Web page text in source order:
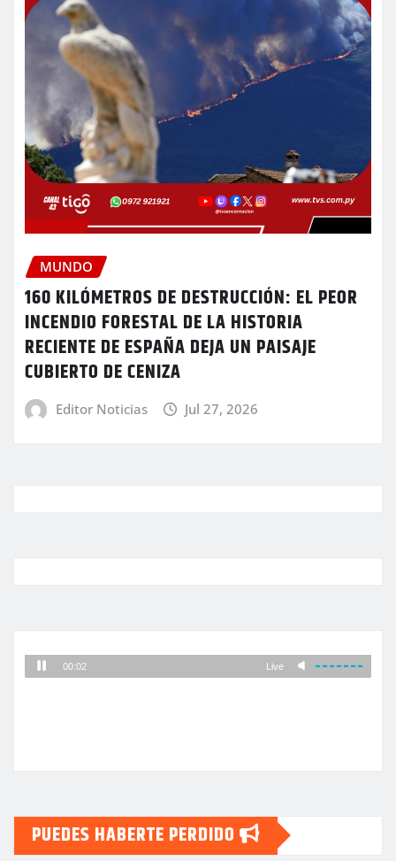
MUNDO
160 KILÓMETROS DE DESTRUCCIÓN: EL PEOR
INCENDIO FORESTAL DE LA HISTORIA
RECIENTE DE ESPAÑA DEJA UN PAISAJE
CUBIERTO DE CENIZA
Editor Noticias Jul 27, 2026
PUEDES HABERTE PERDIDO